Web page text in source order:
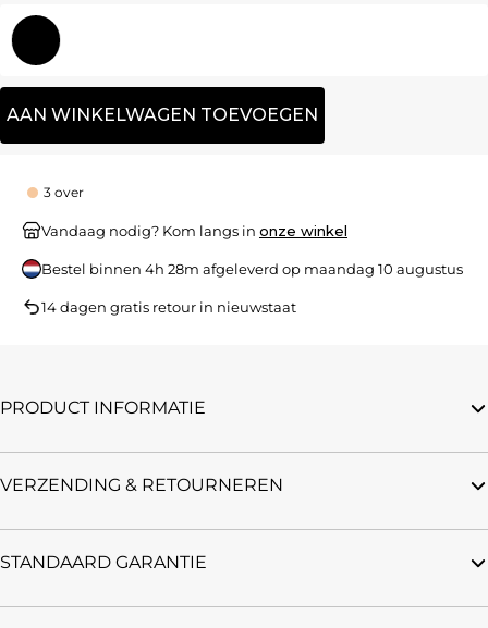
AAN WINKELWAGEN TOEVOEGEN
3 over
Vandaag nodig? Kom langs in onze winkel
Bestel binnen 4h 28m afgeleverd op maandag 10 augustus
14 dagen gratis retour in nieuwstaat
PRODUCT INFORMATIE
VERZENDING & RETOURNEREN
STANDAARD GARANTIE